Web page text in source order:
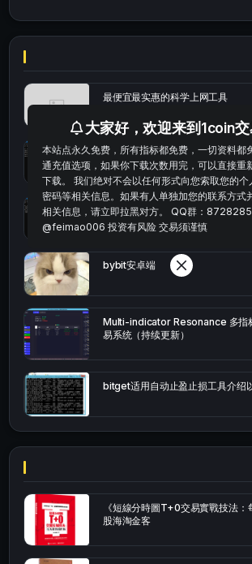
最便宜最实惠的科学上网工具
统计涨跌幅的python代码
okx的短线量化的免费版本
bybit安卓端
Multi-indicator Resonance 多指
易系统（持续更新）
bitget适用自动止盈止损工具介绍
《短線分時圖T+0交易實戰技法：
股海淘金客
大家好，欢迎来到1coin
本站点永久免费，所有指标都免费，一切资料都
通充值选项，如果你下载次数用完，可以直接重
下载。 我们绝对不会以任何形式向您索取您的个
密码等相关信息。如果有人单独加您的联系方式
相关信息，请立即拉黑对方。 QQ群：
@feimao006 投资有风险 交易须谨慎